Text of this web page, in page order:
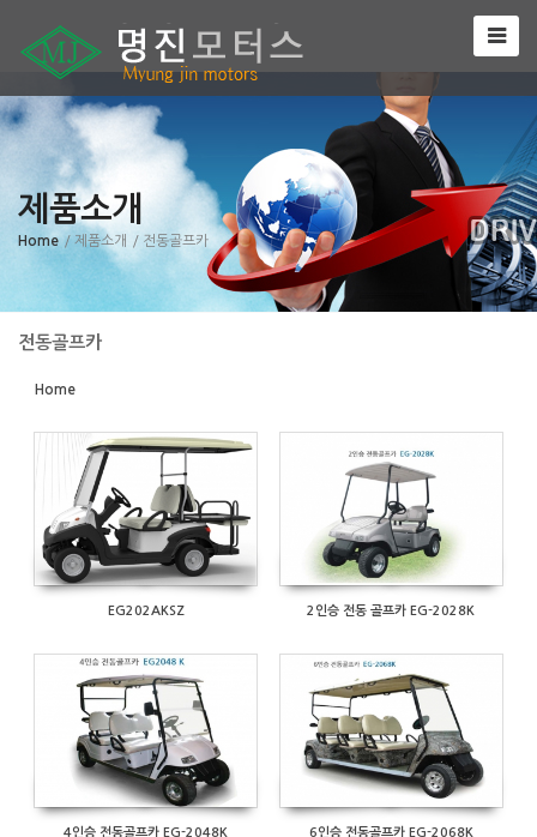
제품소개
Home / 제품소개 / 전동골프카
전동골프카
Home
1408
EG202AKSZ
806
2인승 전동 골프카 EG-2028K
690
4인승 전동골프카 EG-2048K
749
6인승 전동골프카 EG-2068K
Sketchbook5, 스케치북5
Sketchbook5, 스케치북5